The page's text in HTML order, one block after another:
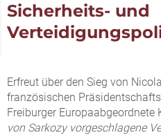
Sicherheits- und
Erfreut über den Sieg von
französischen
Freiburger Europaabgeordnete
von Sarkozy vorgeschlagene